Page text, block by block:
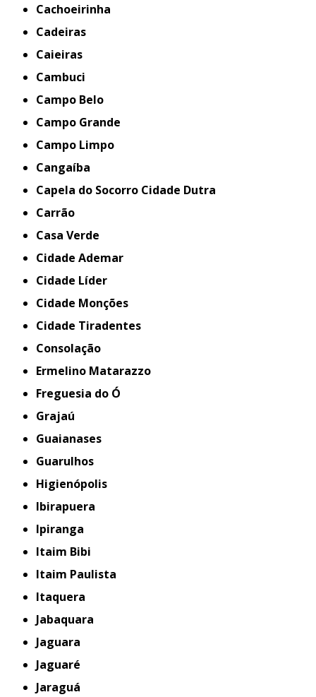
Cachoeirinha
Cadeiras
Caieiras
Cambuci
Campo Belo
Campo Grande
Campo Limpo
Cangaíba
Capela do Socorro Cidade Dutra
Carrão
Casa Verde
Cidade Ademar
Cidade Líder
Cidade Monções
Cidade Tiradentes
Consolação
Ermelino Matarazzo
Freguesia do Ó
Grajaú
Guaianases
Guarulhos
Higienópolis
Ibirapuera
Ipiranga
Itaim Bibi
Itaim Paulista
Itaquera
Jabaquara
Jaguara
Jaguaré
Jaraguá